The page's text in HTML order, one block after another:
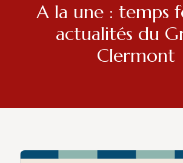
A la une : temps
actualités du
Clermont